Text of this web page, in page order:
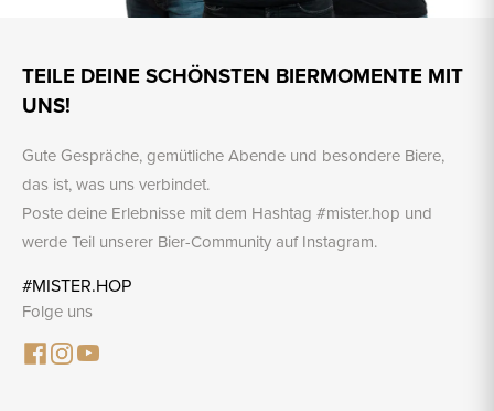
TEILE DEINE SCHÖNSTEN BIERMOMENTE MIT
UNS!
Gute Gespräche, gemütliche Abende und besondere Biere,
das ist, was uns verbindet.
Poste deine Erlebnisse mit dem Hashtag #mister.hop und
werde Teil unserer Bier-Community auf Instagram.
#MISTER.HOP
Folge uns